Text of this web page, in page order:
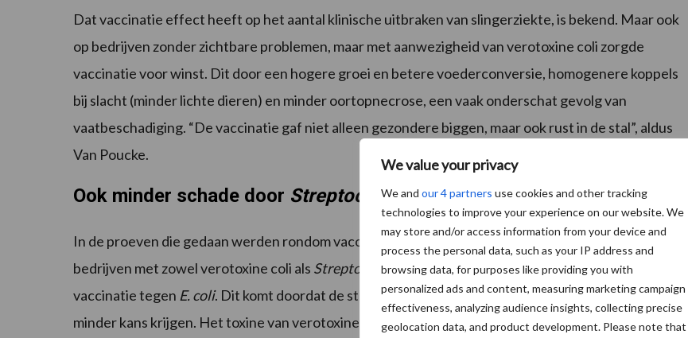
We value your privacy
We and our 4 partners use cookies and other tracking
technologies to improve your experience on our website. We
may store and/or access information from your device and
process the personal data, such as your IP address and
browsing data, for purposes like providing you with
personalized ads and content, measuring marketing campaign
effectiveness, analyzing audience insights, collecting precise
geolocation data, and product development. Please note that
Dat vaccinatie effect heeft op het aantal klinische uitbraken van slingerziekte, is bekend. Maar ook
op bedrijven zonder zichtbare problemen, maar met aanwezigheid van verotoxine coli zorgde
vaccinatie voor winst. Dit door een hogere groei en betere voederconversie, homogenere koppels
bij slacht (minder lichte dieren) en minder oortopnecrose, een vaak onderschat gevolg van
vaatbeschadiging. “De vaccinatie gaf niet alleen gezondere biggen, maar ook rust in de stal”, aldus
Van Poucke.
Ook minder schade door Streptococcus suis
In de proeven die gedaan werden rondom vaccinatie tegen verotoxine coli viel nog iets op: op
bedrijven met zowel verotoxine coli als Streptococcus suishalveerde de uitval doorS. suisna
vaccinatie tegen E. coli. Dit komt doordat de streptokokken bij afwezigheid van verotoxine coli
minder kans krijgen. Het toxine van verotoxine coli beschadigt namelijk de vaatwand, waardoorS.